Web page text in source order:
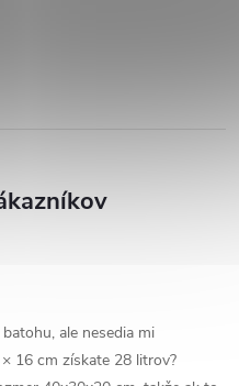
ale nesedia mi
16 cm získate 28 litrov?